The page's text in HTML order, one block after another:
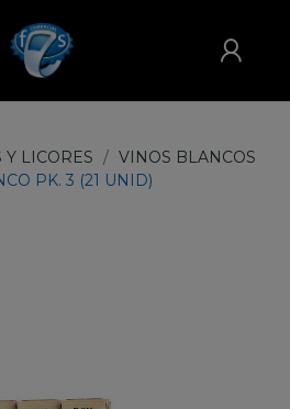
Y LICORES
VINOS BLANCOS
PK. 3 (21 UNID)